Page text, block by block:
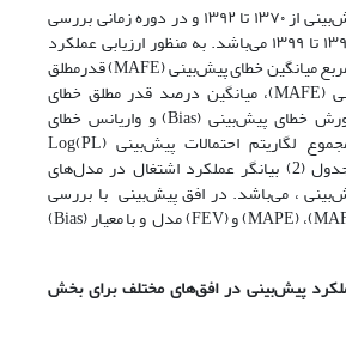
دوره زمانی آموزش پیش‌بینی از ۱۳۷۰ تا ۱۳۹۲ و در دوره زمانی بررسی
عملکرد پیش‌بینی از ۱۳۹۲ تا ۱۳۹۹ می‌باشد. به منظور ارزیابی عملکرد
پیش‌بینی (MSFE)، از مربع میانگین خطای پیش‌بینی (MAFE) قدرمطلق
میانگین خطای پیش‌بینی (MAFE)، میانگین درصد قدر مطلق خطای
پیش‌بینی (MAPE)، تورش خطای پیش‌بینی (Bias) و واریانس خطای
پیش‌بینی (FEV) و مجموع لگاریتم احتمالات پیش‌بینی (PL)Log
استفاده شده است. جدول (2) بیانگر عملکرد اشتغال در مدل‌های
، می‌باشد. در افق پیش‌بینی با بررسی
معیارهای (MSFE)، (MAFE)، (MAPE) و (FEV) مدل و با معیار (Bias)
عملکرد پیش‌بینی در افق‌های مختلف برای بخش